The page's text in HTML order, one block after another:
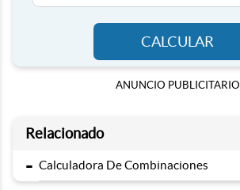
CALCULAR
ANUNCIO PUBLICITARIO
Relacionado
- Calculadora De Combinaciones